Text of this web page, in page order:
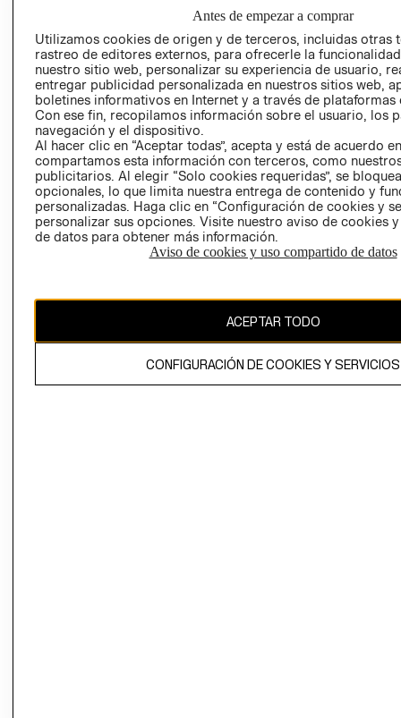
PROGRAMA DE
Y ÉTICA (INGLÉS)
COMERCIO - SIC
PETICIONES
QUEJAS Y
RECLAMOS
Colombia ($)
CAMBIAR REGIÓN
El contenido de esta página web está protegido por copyright y es
Antes de empezar a comprar
Utilizamos cookies de origen y de terceros, incluidas otras
rastreo de editores externos, para ofrecerle la
nuestro sitio web, personalizar su experiencia de usuario,
entregar publicidad personalizada en nuestros sitios web,
boletines informativos en Internet y a través de plataformas
Con ese fin, recopilamos información sobre el usuario, los
navegación y el dispositivo.
Al hacer clic en “Aceptar todas”, acepta y está de acuerdo
compartamos esta información con terceros, como
publicitarios. Al elegir “Solo cookies requeridas”, se
opcionales, lo que limita nuestra entrega de contenido y
personalizadas. Haga clic en “Configuración de cookies y
personalizar sus opciones. Visite nuestro aviso de cookies
de datos para obtener más información.
Aviso de cookies y uso compartido de datos
ACEPTAR TODO
CONFIGURACIÓN DE COOKIES Y SERVICIOS